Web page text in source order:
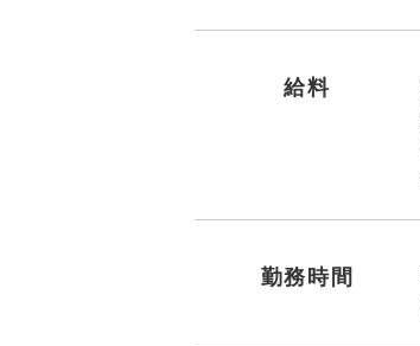
給料
勤務時間